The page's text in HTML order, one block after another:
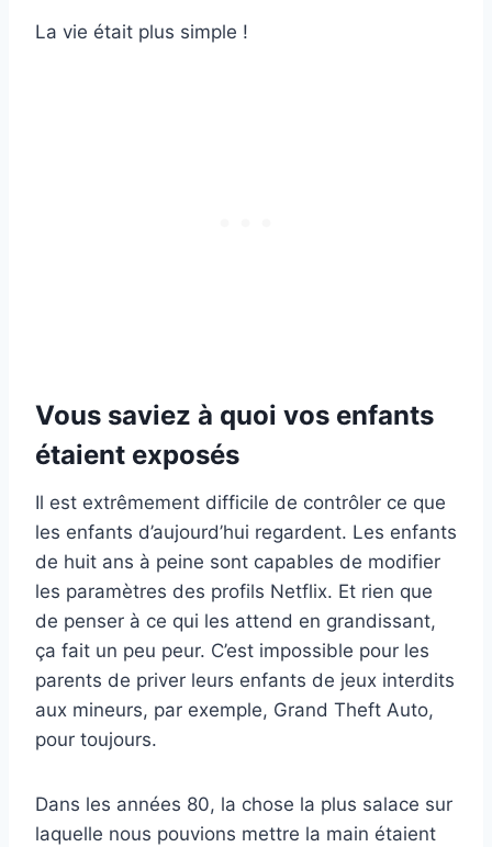
La vie était plus simple !
Vous saviez à quoi vos enfants
étaient exposés
Il est extrêmement difficile de contrôler ce que
les enfants d’aujourd’hui regardent. Les enfants
de huit ans à peine sont capables de modifier
les paramètres des profils Netflix. Et rien que
de penser à ce qui les attend en grandissant,
ça fait un peu peur. C’est impossible pour les
parents de priver leurs enfants de jeux interdits
aux mineurs, par exemple, Grand Theft Auto,
pour toujours.
Dans les années 80, la chose la plus salace sur
laquelle nous pouvions mettre la main étaient